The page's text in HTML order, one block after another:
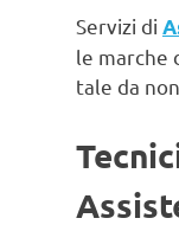
Servizi di
le marche
tale da